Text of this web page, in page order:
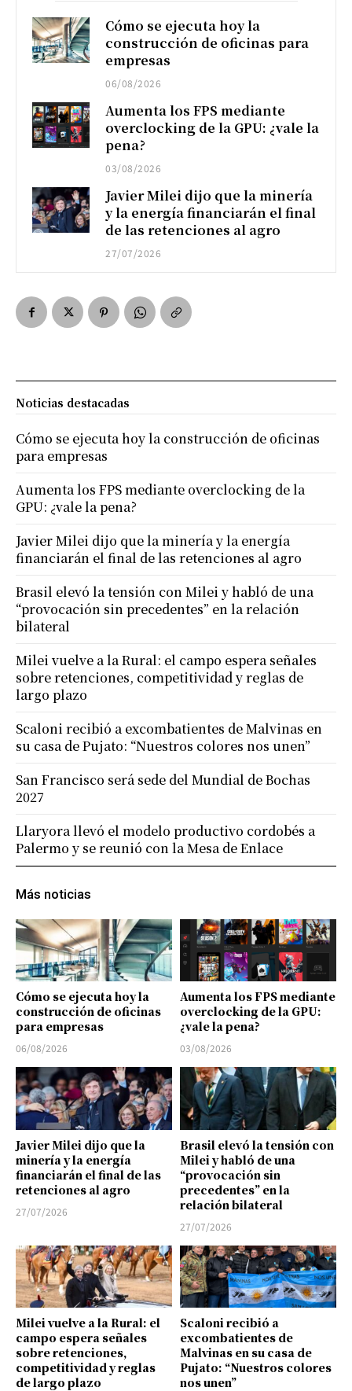
Cómo se ejecuta hoy la
construcción de oficinas para
empresas
06/08/2026
Aumenta los FPS mediante
overclocking de la GPU: ¿vale la
pena?
03/08/2026
Javier Milei dijo que la minería
y la energía financiarán el final
de las retenciones al agro
27/07/2026
Más noticias
Cómo se ejecuta hoy la
construcción de oficinas
para empresas
06/08/2026
Aumenta los FPS mediante
overclocking de la GPU:
¿vale la pena?
03/08/2026
Javier Milei dijo que la
minería y la energía
financiarán el final de las
retenciones al agro
27/07/2026
Brasil elevó la tensión con
Milei y habló de una
“provocación sin
precedentes” en la
relación bilateral
27/07/2026
Milei vuelve a la Rural: el
campo espera señales
sobre retenciones,
competitividad y reglas
de largo plazo
Scaloni recibió a
excombatientes de
Malvinas en su casa de
Pujato: “Nuestros colores
nos unen”
Noticias destacadas
Cómo se ejecuta hoy la construcción de oficinas
para empresas
Aumenta los FPS mediante overclocking de la
GPU: ¿vale la pena?
Javier Milei dijo que la minería y la energía
financiarán el final de las retenciones al agro
Brasil elevó la tensión con Milei y habló de una
“provocación sin precedentes” en la relación
bilateral
Milei vuelve a la Rural: el campo espera señales
sobre retenciones, competitividad y reglas de
largo plazo
Scaloni recibió a excombatientes de Malvinas en
su casa de Pujato: “Nuestros colores nos unen”
San Francisco será sede del Mundial de Bochas
2027
Llaryora llevó el modelo productivo cordobés a
Palermo y se reunió con la Mesa de Enlace